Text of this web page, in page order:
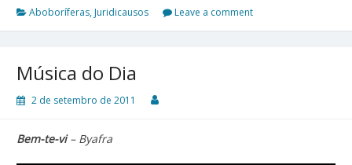
Aboboríferas, Juridicausos Leave a comment
Música do Dia
2 de setembro de 2011
Bem-te-vi– Byafra